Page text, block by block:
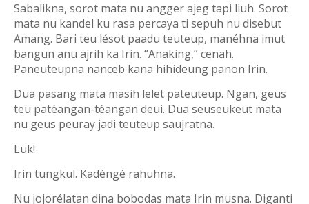
Sabalikna, sorot mata nu angger ajeg tapi liuh. Sorot
mata nu kandel ku rasa percaya ti sepuh nu disebut
Amang. Bari teu lésot paadu teuteup, manéhna imut
bangun anu ajrih ka Irin. “Anaking,” cenah.
Paneuteupna nanceb kana hihideung panon Irin.
Dua pasang mata masih lelet pateuteup. Ngan, geus
teu patéangan-téangan deui. Dua seuseukeut mata
nu geus peuray jadi teuteup saujratna.
Luk!
Irin tungkul. Kadéngé rahuhna.
Nu jojorélatan dina bobodas mata Irin musna. Diganti